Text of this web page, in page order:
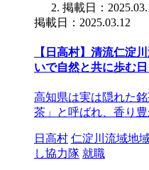
掲載日：
掲載日：2025.03.12
【日高村】清流仁淀
いで自然と共に歩む日
高知県は実は隠れた
茶」と呼ばれ、香り
日高村 仁淀川流域地
し協力隊 就職